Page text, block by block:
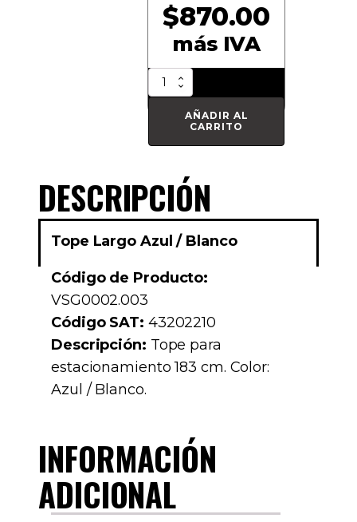
$870.00
más IVA
Tope
Largo
Azul
Blanco
AÑADIR AL
CARRITO
DESCRIPCIÓN
Tope Largo Azul / Blanco
Código de Producto:
VSG0002.003
Código SAT: 43202210
Descripción: Tope para
estacionamiento 183 cm. Color:
Azul / Blanco.
INFORMACIÓN
ADICIONAL